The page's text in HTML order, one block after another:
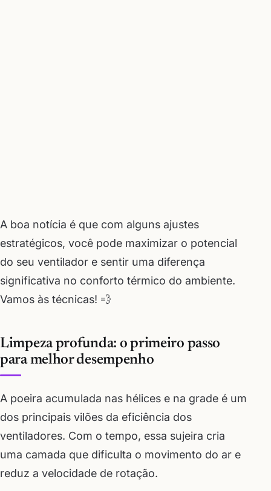
A boa notícia é que com alguns ajustes
estratégicos, você pode maximizar o potencial
do seu ventilador e sentir uma diferença
significativa no conforto térmico do ambiente.
Vamos às técnicas! 💨
Limpeza profunda: o primeiro passo
para melhor desempenho
A poeira acumulada nas hélices e na grade é um
dos principais vilões da eficiência dos
ventiladores. Com o tempo, essa sujeira cria
uma camada que dificulta o movimento do ar e
reduz a velocidade de rotação.